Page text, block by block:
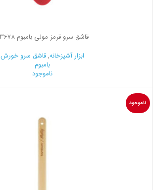
قاشق سرو قرمز مولی بامبوم B3678
ابزار آشپزخانه,قاشق سرو خورش
بامبوم
ناموجود
ناموجود